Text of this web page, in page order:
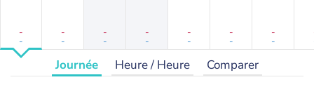
-
-
-
-
-
-
-
-
-
-
-
-
-
-
Journée Heure / Heure Comparer